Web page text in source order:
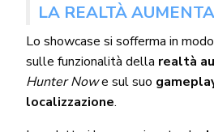
LA REALTÀ
Lo showcase si sofferma in
sulle funzionalità della realtà
Hunter Nowe sul suo
localizzazione.